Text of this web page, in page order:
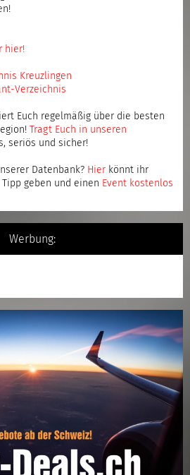
hier!
Kreuzlingen
Verzeichnis
Euch regelmäßig über die besten
Tragt Euch in unseren
seriös und sicher!
Datenbank? Hier könnt ihr
geben und einen Event kostenlos
Werbung: